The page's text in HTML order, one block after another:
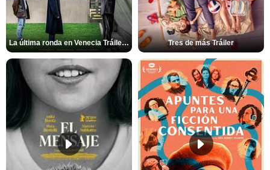
La última ronda en Venecia Tráiler VOSE Tres de más Tráiler